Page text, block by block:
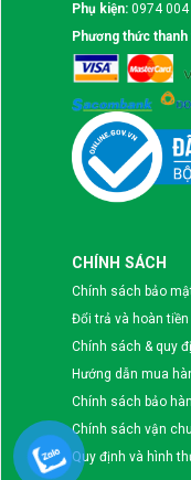
Phụ kiện: 0974
Phương thức thanh
CHÍNH SÁCH
Chính sách bảo
Đổi trả và hoàn tiền
Chính sách & quy
Hướng dẫn mua
Chính sách bảo
Chính sách vận
Quy định và hình